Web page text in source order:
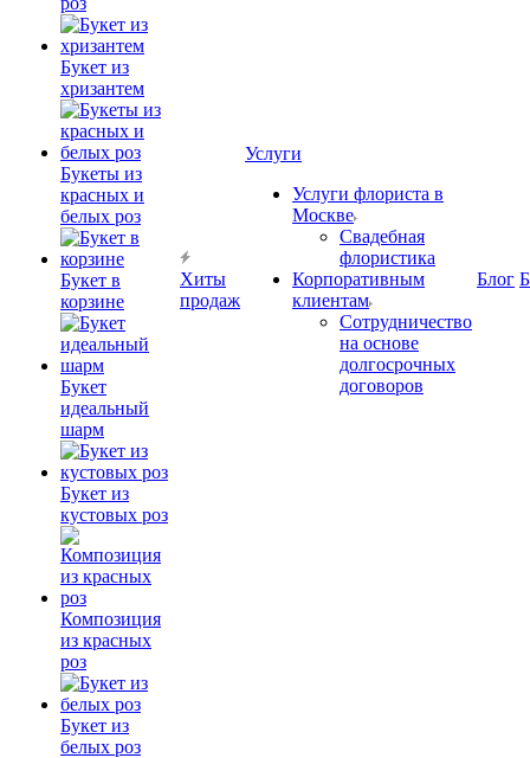
Букет из
хризантем
Букеты из
красных и
белых роз
Букет в
корзине
Букет
идеальный
шарм
Букет из
кустовых роз
Композиция
из красных
роз
Букет из
белых роз
Хиты
продаж
Услуги
Услуги флориста в
Москве
Свадебная
флористика
Корпоративным
клиентам
Сотрудничество
на основе
долгосрочных
договоров
Блог